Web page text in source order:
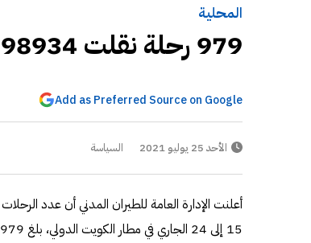
المحلية
979 رحلة نقلت 98934 راكباً في المطار خلال 9 أيام
Add as Preferred Source on Google
الأحد 25 يوليو 2021 السياسة
أعلنت الإدارة العامة للطيران المدني أن عدد